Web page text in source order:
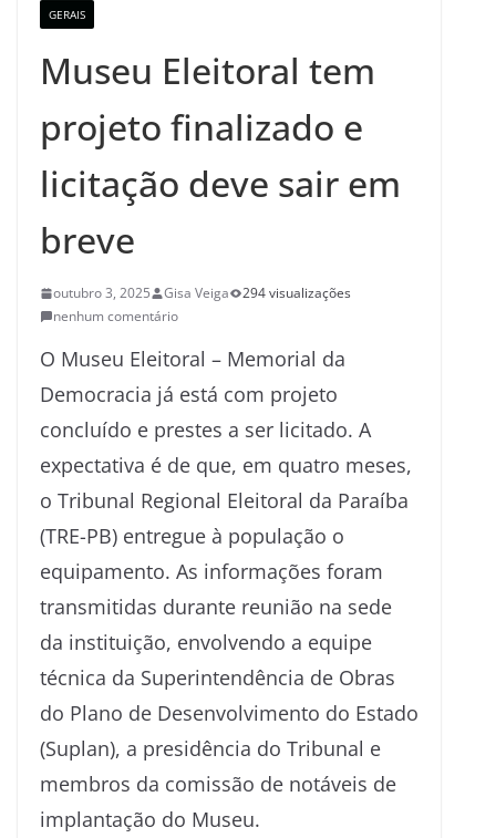
GERAIS
Museu Eleitoral tem
projeto finalizado e
licitação deve sair em
breve
outubro 3, 2025 Gisa Veiga
294 visualizações
nenhum comentário
O Museu Eleitoral – Memorial da
Democracia já está com projeto
concluído e prestes a ser licitado. A
expectativa é de que, em quatro meses,
o Tribunal Regional Eleitoral da Paraíba
(TRE-PB) entregue à população o
equipamento. As informações foram
transmitidas durante reunião na sede
da instituição, envolvendo a equipe
técnica da Superintendência de Obras
do Plano de Desenvolvimento do Estado
(Suplan), a presidência do Tribunal e
membros da comissão de notáveis de
implantação do Museu.